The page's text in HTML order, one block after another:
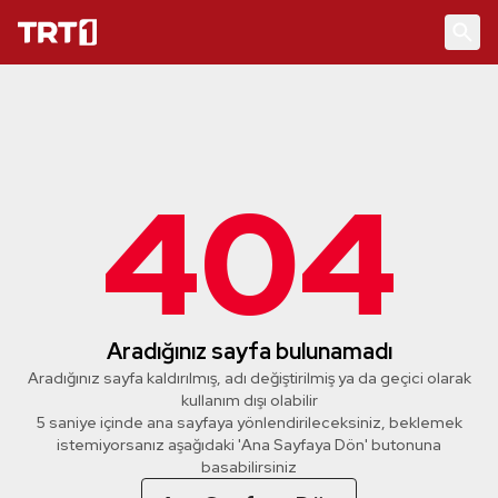
404
Aradığınız sayfa bulunamadı
Aradığınız sayfa kaldırılmış, adı değiştirilmiş ya da geçici olarak
kullanım dışı olabilir
5 saniye içinde ana sayfaya yönlendirileceksiniz, beklemek
istemiyorsanız aşağıdaki 'Ana Sayfaya Dön' butonuna
basabilirsiniz